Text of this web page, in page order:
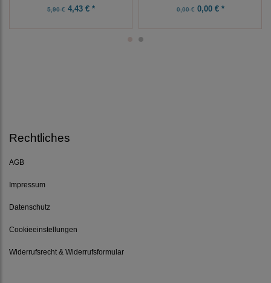
5,90 €4,43 € * 0,00 €0,00 € *
Rechtliches
AGB
Impressum
Datenschutz
Cookieeinstellungen
Widerrufsrecht & Widerrufsformular